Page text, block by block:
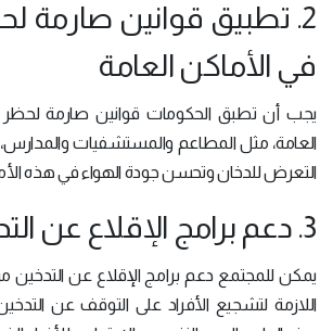
2. تطبيق قوانين صارمة
في الأماكن العامة
يجب أن تطبق الحكومات قوانين صارمة لحظر
العامة، مثل المطاعم والمستشفيات
التعرض للدخان وتحسن جودة الهواء في هذه
3. دعم برامج الإقلاع عن التدخين
يمكن للمجتمع دعم برامج الإقلاع عن التدخين
اللازمة لتشجيع الأفراد على التوقف عن